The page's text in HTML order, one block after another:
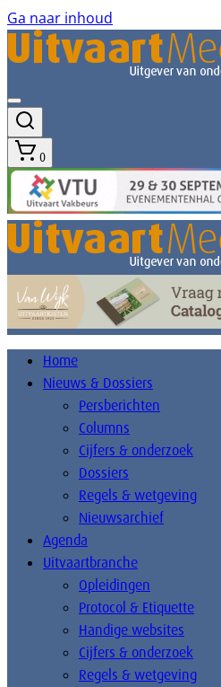
Ga naar inhoud
0
Home
Nieuws & Dossiers
Persberichten
Columns
Cijfers & onderzoek
Dossiers
Regels & wetgeving
Nieuwsarchief
Agenda
Uitvaartbranche
Opleidingen
Protocol & Etiquette
Handige websites
Cijfers & onderzoek
Regels & wetgeving